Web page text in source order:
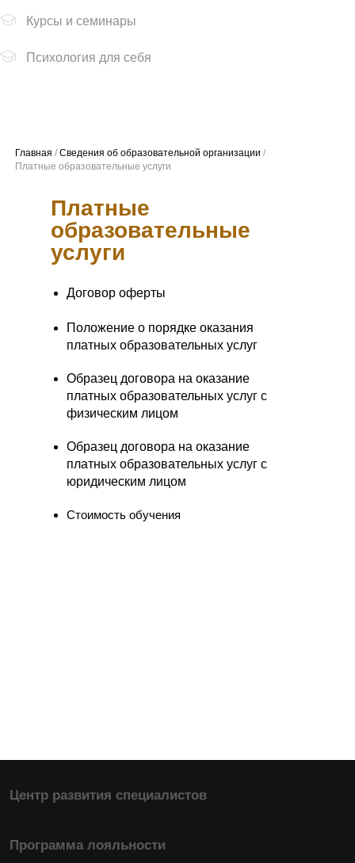
Курсы и семинары
Психология для себя
Платные
образовательные
услуги
Договор оферты
Положение о порядке оказания
платных образовательных услуг
Образец договора на оказание
платных образовательных услуг с
физическим лицом
Образец договора на оказание
платных образовательных услуг с
юридическим лицом
Стоимость обучения
Центр развития специалистов
Повышение квалификации